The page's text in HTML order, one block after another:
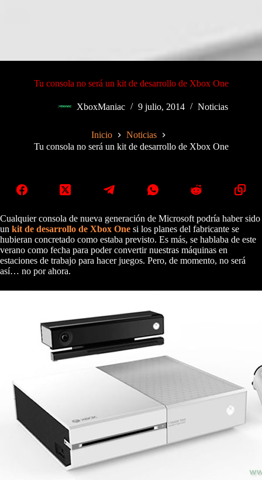
Tu consola no será un kit de desarrollo de Xbox One
XboxManiac 9 julio, 2014 Noticias
Inicio
Noticias
Tu consola no será un kit de desarrollo de Xbox One
Cualquier consola de nueva generación de Microsoft podría haber sido
un kit de desarrollo de Xbox One si los planes del fabricante se
hubieran concretado como estaba previsto. Es más, se hablaba de este
verano como fecha para poder convertir nuestras máquinas en
estaciones de trabajo para hacer juegos. Pero, de momento, no será
así… no por ahora.